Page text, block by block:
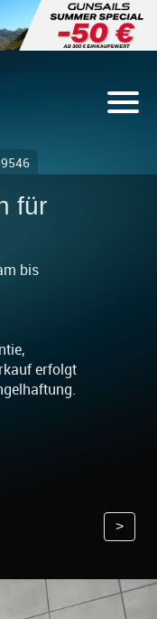
für
bis
erfolgt
>